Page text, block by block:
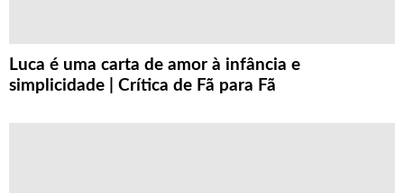
Luca é uma carta de amor à infância e
simplicidade | Crítica de Fã para Fã